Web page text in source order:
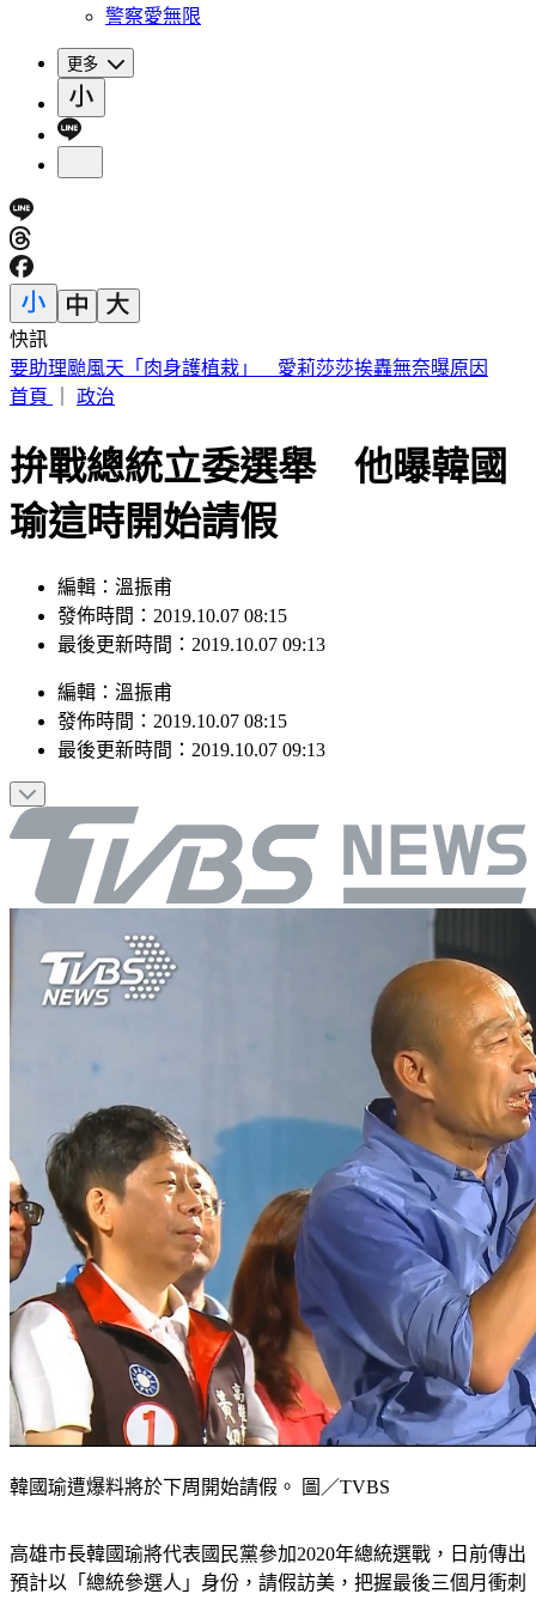
警察愛無限
更多
快訊
桃園明天5區近10萬戶斷水11小時 影響範圍一次看
首頁
政治
拚戰總統立委選舉 他曝韓國
瑜這時開始請假
編輯：溫振甫
發佈時間：2019.10.07 08:15
最後更新時間：2019.10.07 09:13
編輯 ： 溫振甫
發佈時間： 2019.10.07 08:15
最後更新時間： 2019.10.07 09:13
韓國瑜遭爆料將於下周開始請假。 圖／TVBS
高雄市長韓國瑜將代表國民黨參加2020年總統選戰，日前傳出
預計以「總統參選人」身份，請假訪美，把握最後三個月衝刺